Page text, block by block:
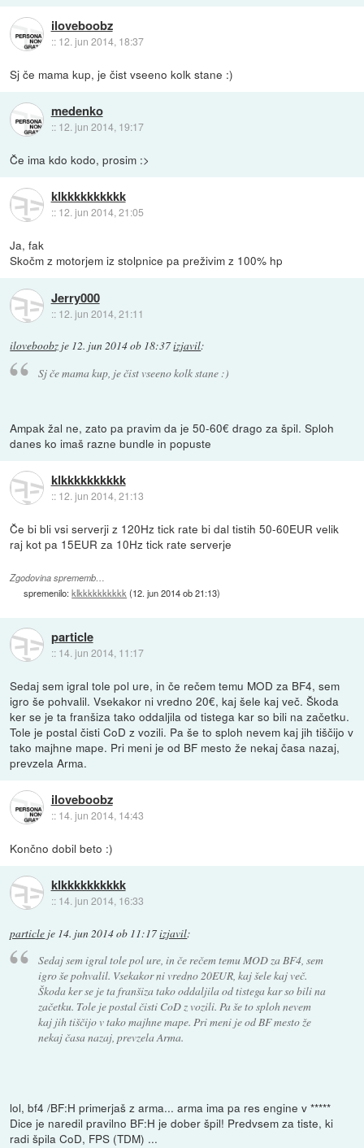
iloveboobz
:: 12. jun 2014, 18:37
Sj če mama kup, je čist vseeno kolk stane :)
medenko
:: 12. jun 2014, 19:17
Če ima kdo kodo, prosim :>
klkkkkkkkkkk
:: 12. jun 2014, 21:05
Ja, fak
Skočm z motorjem iz stolpnice pa preživim z 100% hp
Jerry000
:: 12. jun 2014, 21:11
iloveboobz je 12. jun 2014 ob 18:37izjavil:
Sj če mama kup, je čist vseeno kolk stane :)
Ampak žal ne, zato pa pravim da je 50-60€ drago za špil. Sploh
danes ko imaš razne bundle in popuste
klkkkkkkkkkk
:: 12. jun 2014, 21:13
Če bi bli vsi serverji z 120Hz tick rate bi dal tistih 50-60EUR velik
raj kot pa 15EUR za 10Hz tick rate serverje
Zgodovina sprememb…
spremenilo:klkkkkkkkkkk (12. jun 2014 ob 21:13)
particle
:: 14. jun 2014, 11:17
Sedaj sem igral tole pol ure, in če rečem temu MOD za BF4, sem
igro še pohvalil. Vsekakor ni vredno 20€, kaj šele kaj več. Škoda
ker se je ta franšiza tako oddaljila od tistega kar so bili na začetku.
Tole je postal čisti CoD z vozili. Pa še to sploh nevem kaj jih tiščijo v
tako majhne mape. Pri meni je od BF mesto že nekaj časa nazaj,
prevzela Arma.
iloveboobz
:: 14. jun 2014, 14:43
Končno dobil beto :)
klkkkkkkkkkk
:: 14. jun 2014, 16:33
particle je 14. jun 2014 ob 11:17izjavil:
Sedaj sem igral tole pol ure, in če rečem temu MOD za BF4, sem
igro še pohvalil. Vsekakor ni vredno 20EUR, kaj šele kaj več.
Škoda ker se je ta franšiza tako oddaljila od tistega kar so bili na
začetku. Tole je postal čisti CoD z vozili. Pa še to sploh nevem
kaj jih tiščijo v tako majhne mape. Pri meni je od BF mesto že
nekaj časa nazaj, prevzela Arma.
lol, bf4 /BF:H primerjaš z arma... arma ima pa res engine v *****
Dice je naredil pravilno BF:H je dober špil! Predvsem za tiste, ki
radi špila CoD, FPS (TDM) ...